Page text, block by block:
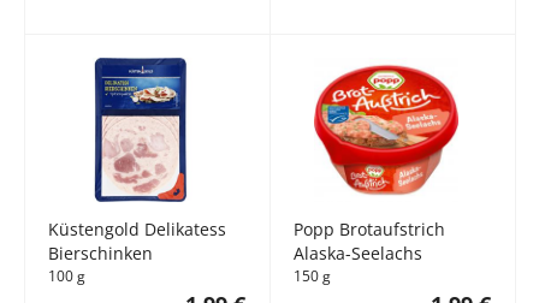
Küstengold Delikatess
Bierschinken
100 g
Popp Brotaufstrich
Alaska-Seelachs
150 g